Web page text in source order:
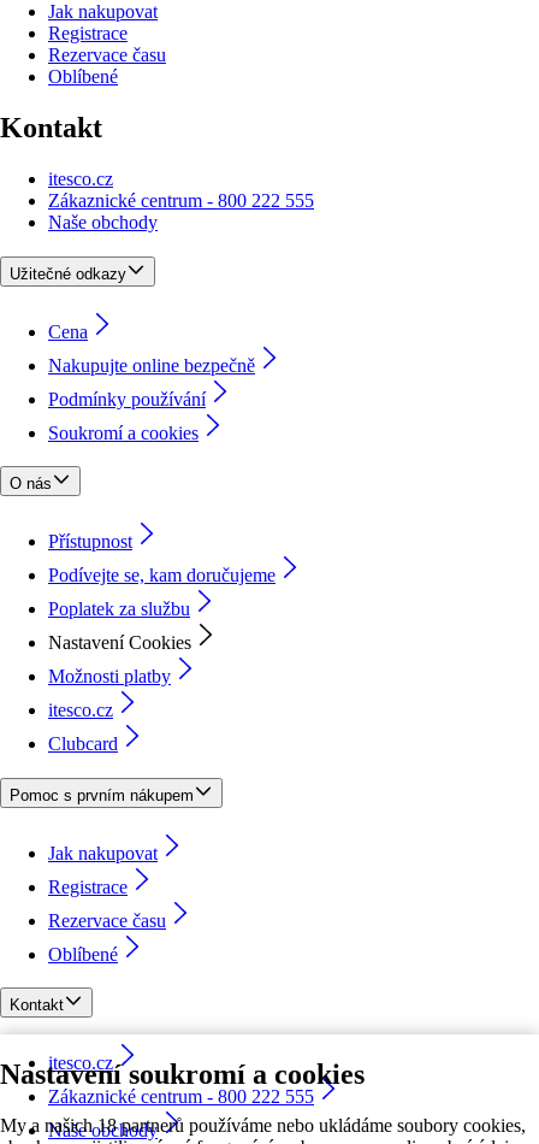
Nastavení soukromí a cookies
My a našich 18 partnerů používáme nebo ukládáme soubory cookies,
Jak nakupovat
Registrace
Rezervace času
Oblíbené
Kontakt
itesco.cz
Zákaznické centrum - 800 222 555
Naše obchody
Užitečné odkazy
Cena
Nakupujte online bezpečně
Podmínky používání
Soukromí a cookies
O nás
Přístupnost
Podívejte se, kam doručujeme
Poplatek za službu
Nastavení Cookies
Možnosti platby
itesco.cz
Clubcard
Pomoc s prvním nákupem
Jak nakupovat
Registrace
Rezervace času
Oblíbené
Kontakt
itesco.cz
Zákaznické centrum - 800 222 555
Naše obchody